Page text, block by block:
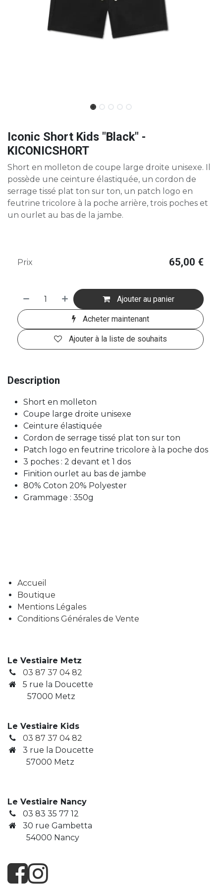
Iconic Short Kids "Black" -
KICONICSHORT
Short en molleton de coupe large droite unisexe. Il
possède une ceinture élastiquée, un cordon de
serrage tissé plat ton sur ton, un patch logo en
feutrine tricolore à la poche arrière, trois poches et
un ourlet au bas de la jambe.
Ajouter au panier
Acheter maintenant
Ajouter à la liste de souhaits
Prix 65,00 €
Description
Short en molleton
Coupe large droite unisexe
Ceinture élastiquée
Cordon de serrage tissé plat ton sur ton
Patch logo en feutrine tricolore à la poche dos
3 poches : 2 devant et 1 dos
Finition ourlet au bas de jambe
80% Coton 20% Polyester
Grammage : 350g
Accueil
Boutique
Mentions Légales
Conditions Générales de Vente
Le Vestiaire Metz
03 87 37 04 82
5 rue la Doucette
57000 Metz
Le Vestiaire Kids
03 87 37 04 82
3 rue la Doucette
​ 57000 Metz
Le Vestiaire Nancy
03 83 35 77 12
30 rue Gambetta
​ 54000 Nancy